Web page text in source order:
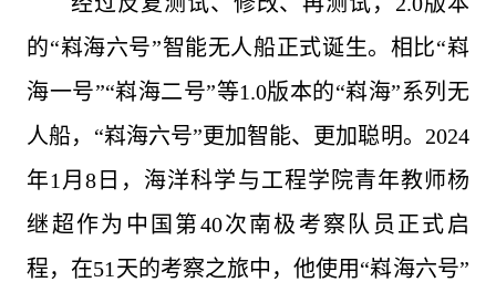
的“嵙海六号”智能无人船正式诞生。相比“嵙
海一号”“嵙海二号”等1.0版本的“嵙海”系列无
人船，“嵙海六号”更加智能、更加聪明。2024
年1月8日，海洋科学与工程学院青年教师杨
继超作为中国第40次南极考察队员正式启
程，在51天的考察之旅中，他使用“嵙海六号”